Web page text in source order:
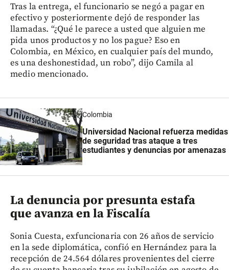
Tras la entrega, el funcionario se negó a pagar en
efectivo y posteriormente dejó de responder las
llamadas. “¿Qué le parece a usted que alguien me
pida unos productos y no los pague? Eso en
Colombia, en México, en cualquier país del mundo,
es una deshonestidad, un robo”, dijo Camila al
medio mencionado.
Colombia
Universidad Nacional refuerza medidas
de seguridad tras ataque a tres
estudiantes y denuncias por amenazas
La denuncia por presunta estafa
que avanza en la Fiscalía
Sonia Cuesta, exfuncionaria con 26 años de servicio
en la sede diplomática, confió en Hernández para la
recepción de 24.564 dólares provenientes del cierre